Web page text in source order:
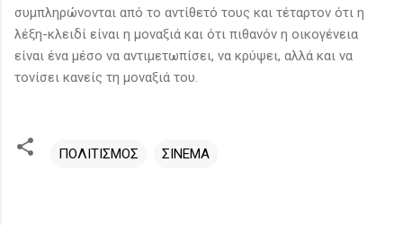
συμπληρώνονται από το αντίθετό τους και τέταρτον ότι η
λέξη-κλειδί είναι η μοναξιά και ότι πιθανόν η οικογένεια
είναι ένα μέσο να αντιμετωπίσει, να κρύψει, αλλά και να
τονίσει κανείς τη μοναξιά του.
ΠΟΛΙΤΙΣΜΟΣ ΣΙΝΕΜΑ